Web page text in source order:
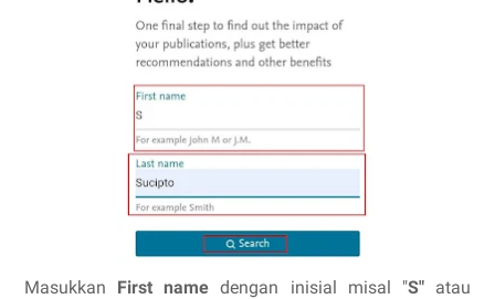
Masukkan First namedengan inisial misal "S" atau